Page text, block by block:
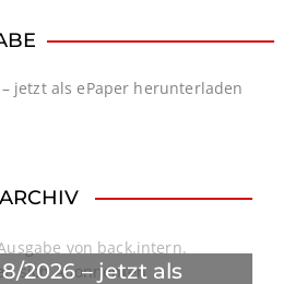
2026 – jetzt als
von back.intern.
sich Abonnenten